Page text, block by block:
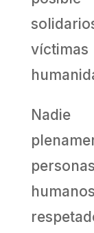
Nadie